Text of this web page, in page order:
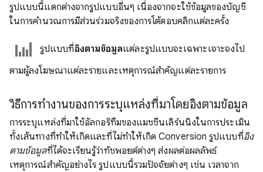
รูปแบบนี้แตกต่างจากรูปแบบอื่นๆ เนื่องจากจะใช้ข้อมูลของบัญชี
ในการคํานวณการมีส่วนร่วมจริงของการโต้ตอบคลิกแต่ละครั้ง
รูปแบบที่อิงตามข้อมูลแต่ละรูปแบบจะเฉพาะเจาะจงไป
ตามผู้ลงโฆษณาแต่ละรายและเหตุการณ์สำคัญแต่ละรายการ
วิธีการทำงานของการระบุแหล่งที่มาโดยอิงตามข้อมูล
การระบุแหล่งที่มาใช้อัลกอริทึมของแมชชีนเลิร์นนิงในการประเมิน
ทั้งเส้นทางที่ทำให้เกิดและที่ไม่ทำให้เกิด Conversion รูปแบบที่อิง
ตามข้อมูลที่ได้จะเรียนรู้ว่าทัชพอยต์ต่างๆ ส่งผลต่อผลลัพธ์
เหตุการณ์สำคัญอย่างไร รูปแบบนี้รวมปัจจัยต่างๆ เช่น เวลาจาก